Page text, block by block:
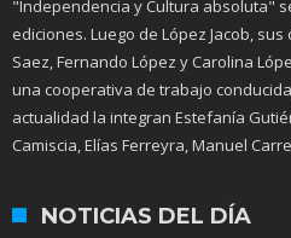
"Independencia y Cultura absoluta"
ediciones. Luego de López Jacob,
Saez, Fernando López y Carolina
una cooperativa de trabajo
actualidad la integran Estefanía
Camiscia, Elías Ferreyra, Manuel
NOTICIAS DEL DÍA